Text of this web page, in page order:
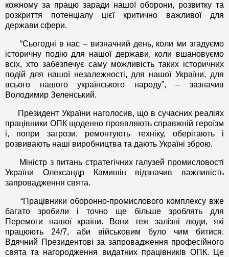
кожному за працю заради нашої оборони, розвитку та
розкриття потенціалу цієї критично важливої для
держави сфери.
“Сьогодні в нас – визначний день, коли ми згадуємо
історичну подію для нашої держави, коли вшановуємо
всіх, хто забезпечує саму можливість таких історичних
подій для нашої незалежності, для нашої України, для
всього нашого українського народу”, – зазначив
Володимир Зеленський.
Президент України наголосив, що в сучасних реаліях
працівники ОПК щоденно проявляють справжній героїзм
і, попри загрози, ремонтують техніку, оберігають і
розвивають наші виробництва та дають Україні зброю.
Міністр з питань стратегічних галузей промисловості
України Олександр Камишін відзначив важливість
запровадження свята.
“Працівники оборонно-промислового комплексу вже
багато зробили і точно ще більше зроблять для
Перемоги нашої країни. Вони теж залізні люди, які
працюють 24/7, аби військовим було чим битися.
Вдячний Президентові за запровадження професійного
свята та нагородження видатних працівників ОПК. Це